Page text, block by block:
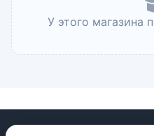
У этого магазина